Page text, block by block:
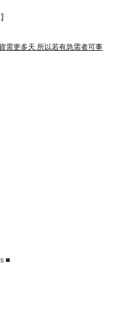
需更多天 所以若有急需者可事
■